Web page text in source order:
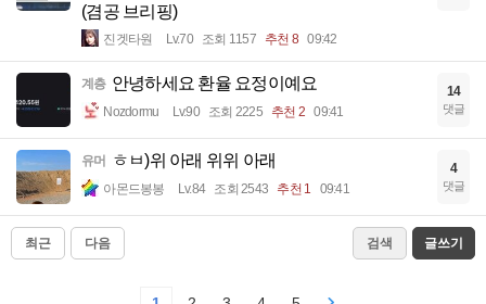
(겸공 브리핑)
진겟타원 Lv.70 조회 1157 추천 8 09:42
계층 안녕하세요 환율 요정이예요
Nozdormu Lv.90 조회 2225 추천 2 09:41
14
댓글
유머 ㅎㅂ)위 아래 위위 아래
아몬드봉봉 Lv.84 조회 2543 추천 1 09:41
4
댓글
최근 다음 검색 글쓰기